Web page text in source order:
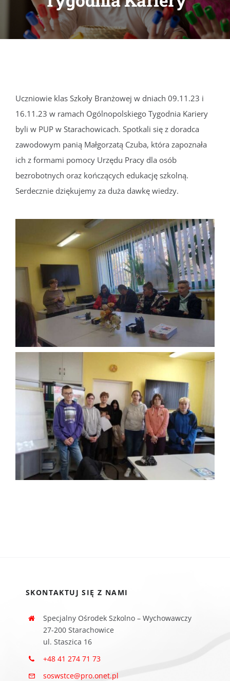
DOKUMENTY
PROJEKTY
WYKUS
Uczniowie klas Szkoły Branżowej w dniach 09.11.23 i
16.11.23 w ramach Ogólnopolskiego Tygodnia Kariery
byli w PUP w Starachowicach. Spotkali się z doradca
zawodowym panią Małgorzatą Czuba, która zapoznała
ich z formami pomocy Urzędu Pracy dla osób
bezrobotnych oraz kończących edukację szkolną.
Serdecznie dziękujemy za duża dawkę wiedzy.
SKONTAKTUJ SIĘ Z NAMI
Specjalny Ośrodek Szkolno – Wychowawczy
27-200 Starachowice
ul. Staszica 16
+48 41 274 71 73
soswstce@pro.onet.pl